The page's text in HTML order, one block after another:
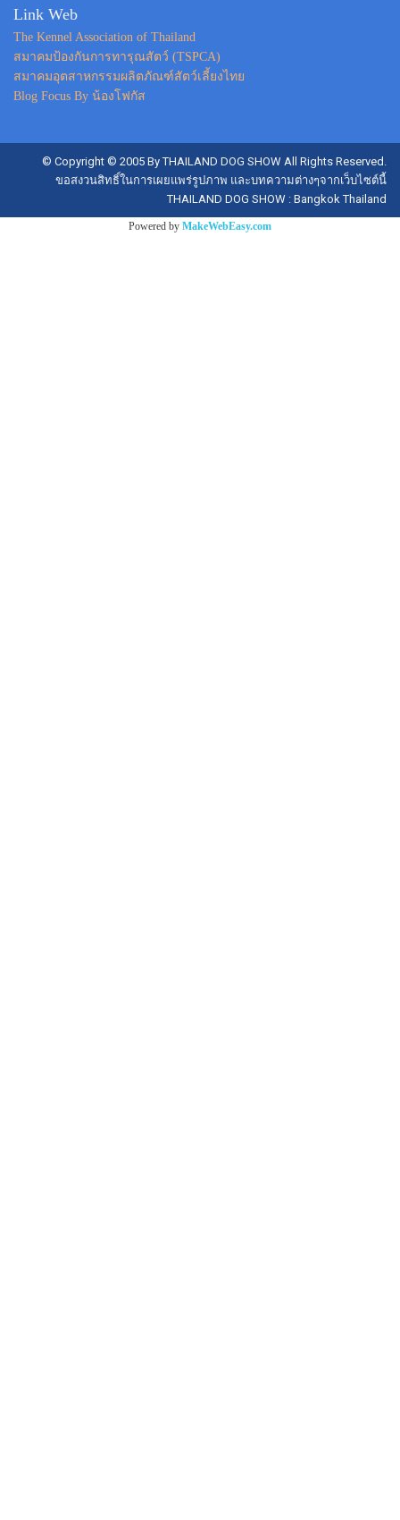
Link Web
The Kennel Association of Thailand
สมาคมป้องกันการทารุณสัตว์ (TSPCA)
สมาคมอุตสาหกรรมผลิตภัณฑ์สัตว์เลี้ยงไทย
Blog Focus By น้องโฟกัส
© Copyright © 2005 By THAILAND DOG SHOW All Rights Reserved.
ขอสงวนสิทธิ์ในการเผยแพร่รูปภาพ และบทความต่างๆจากเว็บไซต์นี้
THAILAND DOG SHOW : Bangkok Thailand
Powered by MakeWebEasy.com